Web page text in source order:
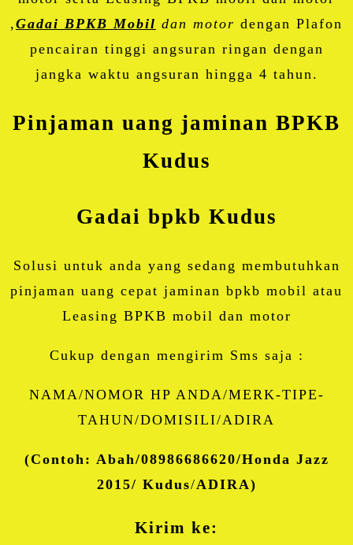
, Gadai BPKB Mobil dan motor dengan Plafon
pencairan tinggi angsuran ringan dengan
jangka waktu angsuran hingga 4 tahun.
Pinjaman uang jaminan BPKB
Kudus
Gadai bpkb Kudus
Solusi untuk anda yang sedang membutuhkan
pinjaman uang cepat jaminan bpkb mobil atau
Leasing BPKB mobil dan motor
Cukup dengan mengirim Sms saja :
NAMA/NOMOR HP ANDA/MERK-TIPE-
TAHUN/DOMISILI/ADIRA
(Contoh: Abah/08986686620/Honda Jazz
2015/ Kudus/ADIRA)
Kirim ke: